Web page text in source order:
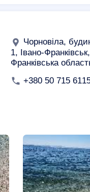
Чорновіла,
1, Івано-
Франківська
+380 50 715